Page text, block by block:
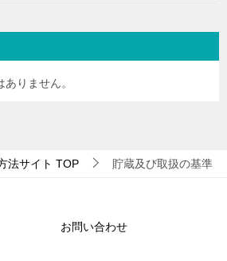
りません。
法サイト TOP 貯蔵及び取扱の基準
お問い合わせ